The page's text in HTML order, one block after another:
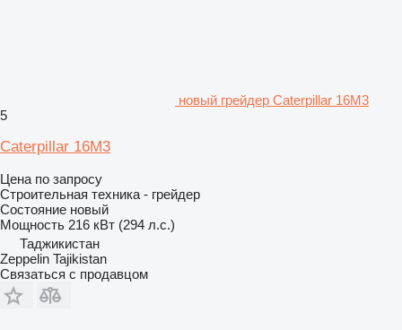
новый грейдер Caterpillar 16M3
5
Caterpillar 16M3
Цена по запросу
Строительная техника - грейдер
Состояние новый
Мощность 216 кВт (294 л.с.)
Таджикистан
Zeppelin Tajikistan
Связаться с продавцом